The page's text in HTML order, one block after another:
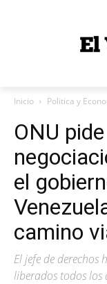
Inicio Politica y
ONU
el
camino
El jefe de derechos
liberados todos los